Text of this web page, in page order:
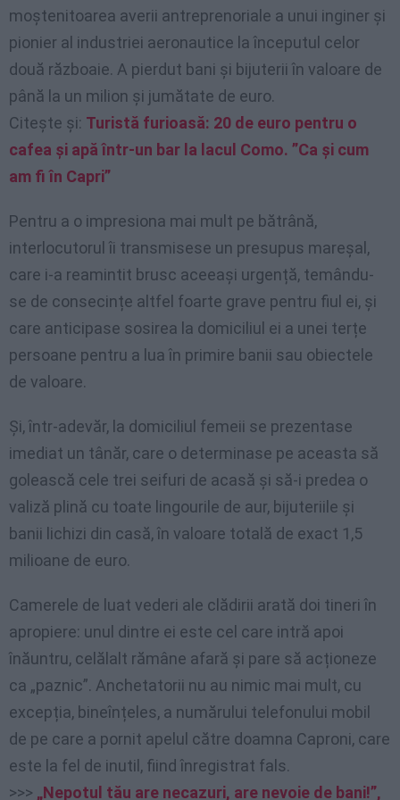
moștenitoarea averii antreprenoriale a unui inginer și
pionier al industriei aeronautice la începutul celor
două războaie. A pierdut bani și bijuterii în valoare de
până la un milion și jumătate de euro.
Citește și: Turistă furioasă: 20 de euro pentru o
cafea și apă într-un bar la lacul Como. ”Ca și cum
am fi în Capri”
Pentru a o impresiona mai mult pe bătrână,
interlocutorul îi transmisese un presupus mareșal,
care i-a reamintit brusc aceeași urgență, temându-
se de consecințe altfel foarte grave pentru fiul ei, și
care anticipase sosirea la domiciliul ei a unei terțe
persoane pentru a lua în primire banii sau obiectele
de valoare.
Și, într-adevăr, la domiciliul femeii se prezentase
imediat un tânăr, care o determinase pe aceasta să
golească cele trei seifuri de acasă și să-i predea o
valiză plină cu toate lingourile de aur, bijuteriile și
banii lichizi din casă, în valoare totală de exact 1,5
milioane de euro.
Camerele de luat vederi ale clădirii arată doi tineri în
apropiere: unul dintre ei este cel care intră apoi
înăuntru, celălalt rămâne afară și pare să acționeze
ca „paznic”. Anchetatorii nu au nimic mai mult, cu
excepția, bineînțeles, a numărului telefonului mobil
de pe care a pornit apelul către doamna Caproni, care
este la fel de inutil, fiind înregistrat fals.
>>> „Nepotul tău are necazuri, are nevoie de bani!”,